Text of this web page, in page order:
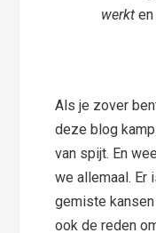
werkt
Als je zover
deze blog
van spijt. En
we allemaal. Er
gemiste
ook de reden